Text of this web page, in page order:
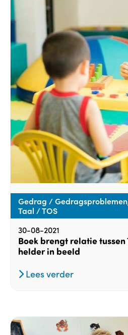
Gedrag /
Taal / TOS
30-08-2021
Boek brengt relatie tussen
helder in beeld
Lees verder